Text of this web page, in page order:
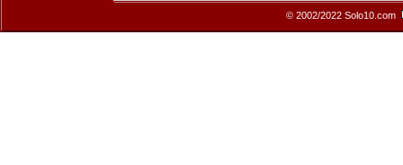
© 2002/2022 Solo10.com